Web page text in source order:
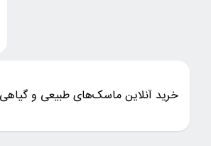
خرید آنلاین ماسک‌های طبیعی و